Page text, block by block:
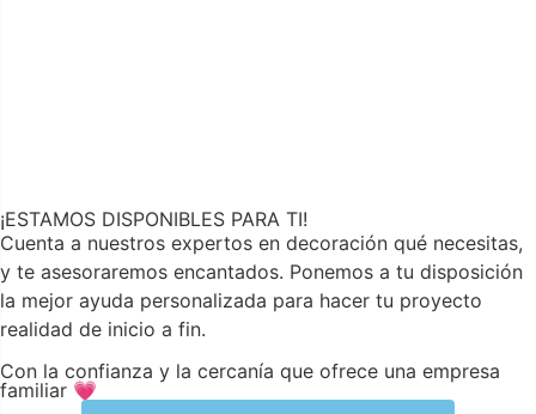
¡ESTAMOS DISPONIBLES PARA TI!
Cuenta a nuestros expertos en decoración qué necesitas,
y te asesoraremos encantados. Ponemos a tu disposición
la mejor ayuda personalizada para hacer tu proyecto
realidad de inicio a fin.
Con la confianza y la cercanía que ofrece una empresa
familiar 💗